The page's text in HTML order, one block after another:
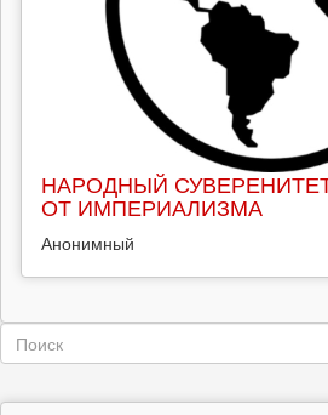
НАРОДНЫЙ
ОТ ИМПЕРИАЛИЗМА
Анонимный
Форма